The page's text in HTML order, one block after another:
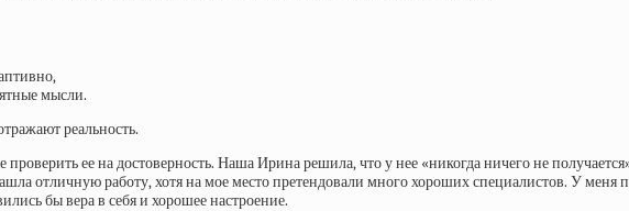
мысли.
реальность.
ее на достоверность. Наша Ирина решила, что у нее «никогда ничего не
отличную работу, хотя на мое место претендовали много хороших специалистов. У
бы вера в себя и хорошее настроение.